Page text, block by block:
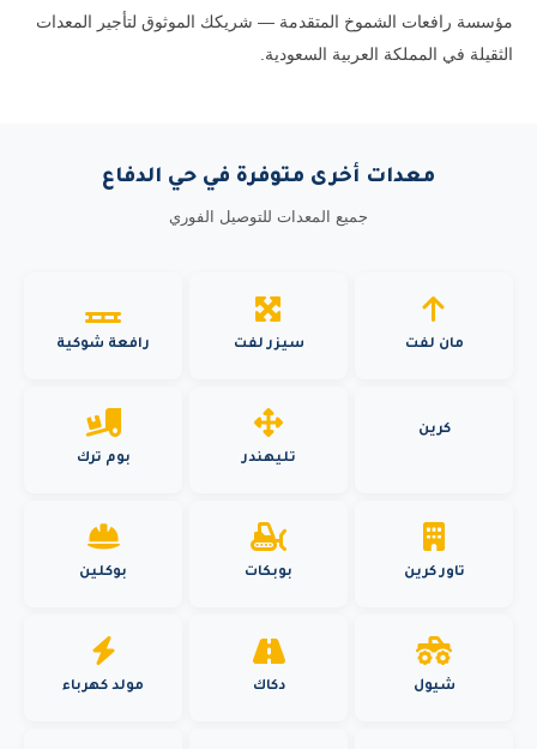
مؤسسة رافعات الشموخ المتقدمة — شريكك الموثوق لتأجير المعدات
الثقيلة في المملكة العربية السعودية.
معدات أخرى متوفرة في حي الدفاع
جميع المعدات للتوصيل الفوري
مان لفت سيزر لفت رافعة شوكية
كرين
تليهندر
بوم ترك
تاور كرين بوبكات بوكلين
شيول دكاك مولد كهرباء